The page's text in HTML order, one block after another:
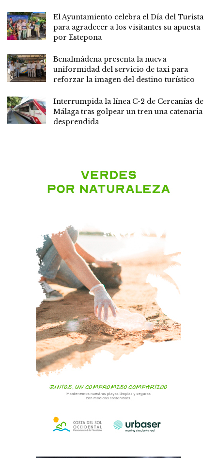
El Ayuntamiento celebra el Día del Turista
para agradecer a los visitantes su apuesta
por Estepona
Benalmádena presenta la nueva
uniformidad del servicio de taxi para
reforzar la imagen del destino turístico
Interrumpida la línea C-2 de Cercanías de
Málaga tras golpear un tren una catenaria
desprendida